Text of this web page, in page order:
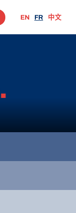
EN FR 中文
.